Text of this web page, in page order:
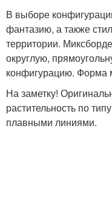
В выборе
фантазию, а также
территории.
округлую,
конфигурацию. Форма
На заметку!
растительность по
плавными линиями.